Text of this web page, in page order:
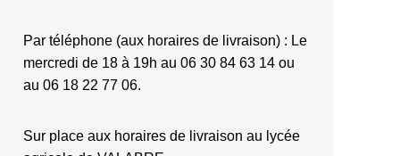
Par téléphone (aux horaires de livraison) : Le
mercredi de 18 à 19h au 06 30 84 63 14 ou
au 06 18 22 77 06.
Sur place aux horaires de livraison au lycée